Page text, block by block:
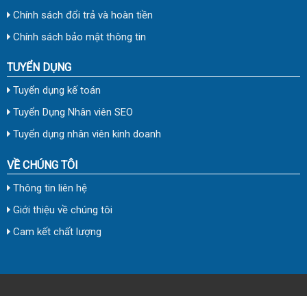
Chính sách đổi trả và hoàn tiền
Chính sách bảo mật thông tin
TUYỂN DỤNG
Tuyển dụng kế toán
Tuyển Dụng Nhân viên SEO
Tuyển dụng nhân viên kinh doanh
VỀ CHÚNG TÔI
Thông tin liên hệ
Giới thiệu về chúng tôi
Cam kết chất lượng